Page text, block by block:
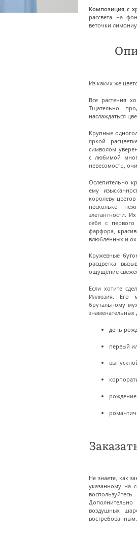
Композиция с
рассвета на
веточки
Из каких же
Все растения
Тщательно
наслаждаться
Крупные
яркой
символом
с любимой
невесомость,
Ослепительно
ему
королеву
несколько
элегантности.
себя с
фарфора,
влюбленных и
Кружевные
расцветка
ощущение
Если хотите
Иллюзия. Его
брутальному
знаменательных
день
первый
Не знаете, как
указанному на
воздушных
востребованным.